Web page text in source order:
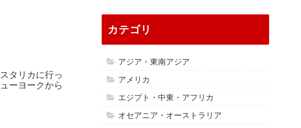
タリカに行っ
ーヨークから
カテゴリ
アジア・東南アジア
アメリカ
エジプト・中東・アフリカ
オセアニア・オーストラリア